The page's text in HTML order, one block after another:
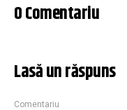
0 Comentariu
Lasă un răspuns
Comentariu